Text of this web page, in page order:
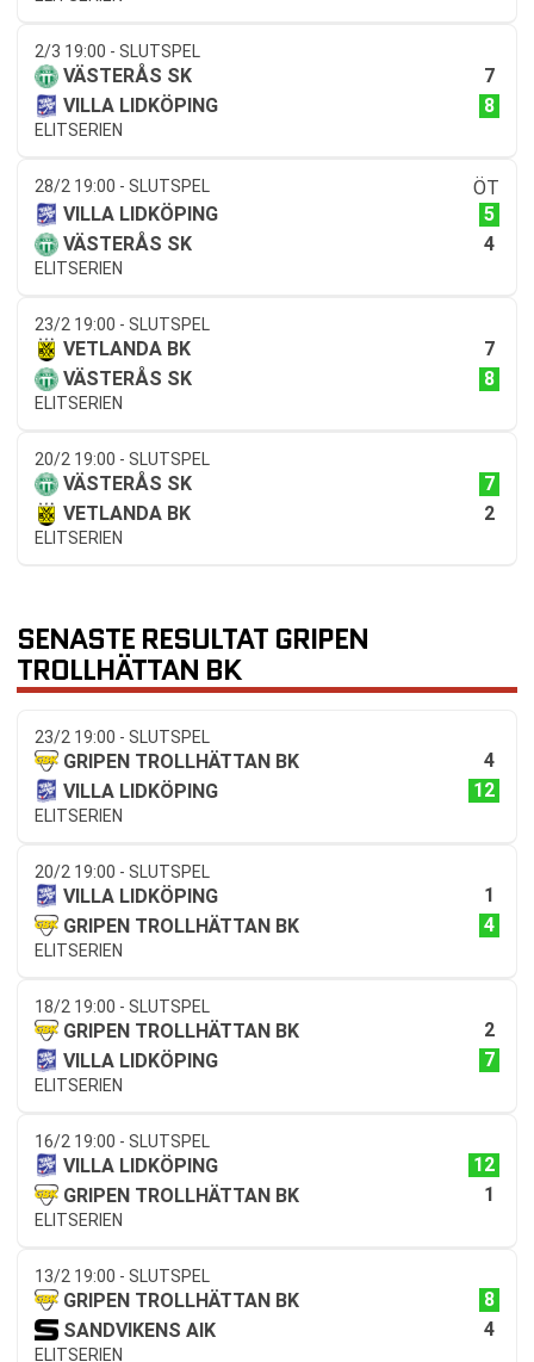
2/3 19:00 - SLUTSPEL
VÄSTERÅS SK
7
VILLA LIDKÖPING
8
ELITSERIEN
28/2 19:00 - SLUTSPEL
ÖT
VILLA LIDKÖPING
5
VÄSTERÅS SK
4
ELITSERIEN
23/2 19:00 - SLUTSPEL
VETLANDA BK
7
VÄSTERÅS SK
8
ELITSERIEN
20/2 19:00 - SLUTSPEL
VÄSTERÅS SK
7
VETLANDA BK
2
ELITSERIEN
SENASTE RESULTAT GRIPEN
TROLLHÄTTAN BK
23/2 19:00 - SLUTSPEL
GRIPEN TROLLHÄTTAN BK
4
VILLA LIDKÖPING
12
ELITSERIEN
20/2 19:00 - SLUTSPEL
VILLA LIDKÖPING
1
GRIPEN TROLLHÄTTAN BK
4
ELITSERIEN
18/2 19:00 - SLUTSPEL
GRIPEN TROLLHÄTTAN BK
2
VILLA LIDKÖPING
7
ELITSERIEN
16/2 19:00 - SLUTSPEL
VILLA LIDKÖPING
12
GRIPEN TROLLHÄTTAN BK
1
ELITSERIEN
13/2 19:00 - SLUTSPEL
GRIPEN TROLLHÄTTAN BK
8
SANDVIKENS AIK
4
ELITSERIEN